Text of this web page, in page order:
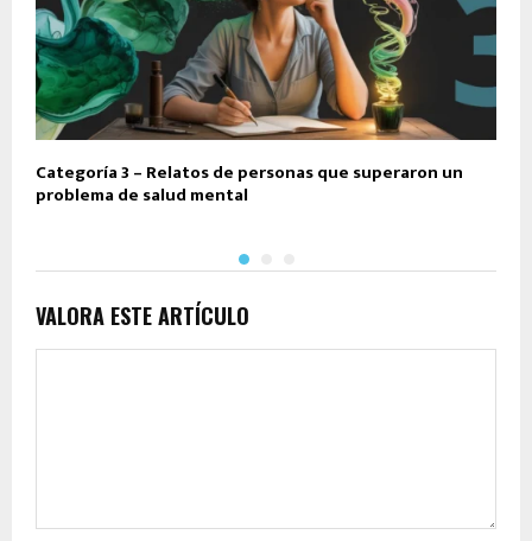
Categoría 3 – Relatos de personas que superaron un
problema de salud mental
VALORA ESTE ARTÍCULO